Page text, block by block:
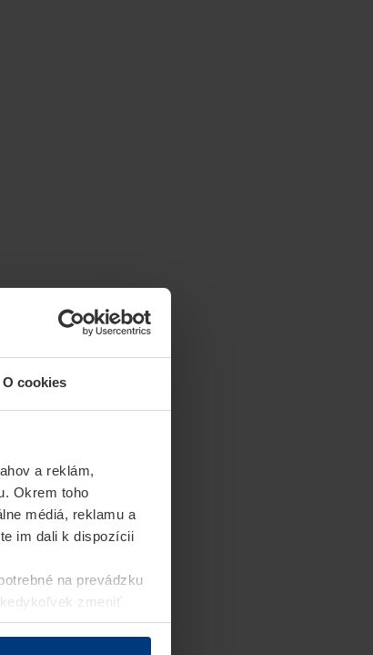
O cookies
a reklám,
Okrem toho
médiá, reklamu a
im dali k dispozícii
na prevádzku
zmeniť
stránky.